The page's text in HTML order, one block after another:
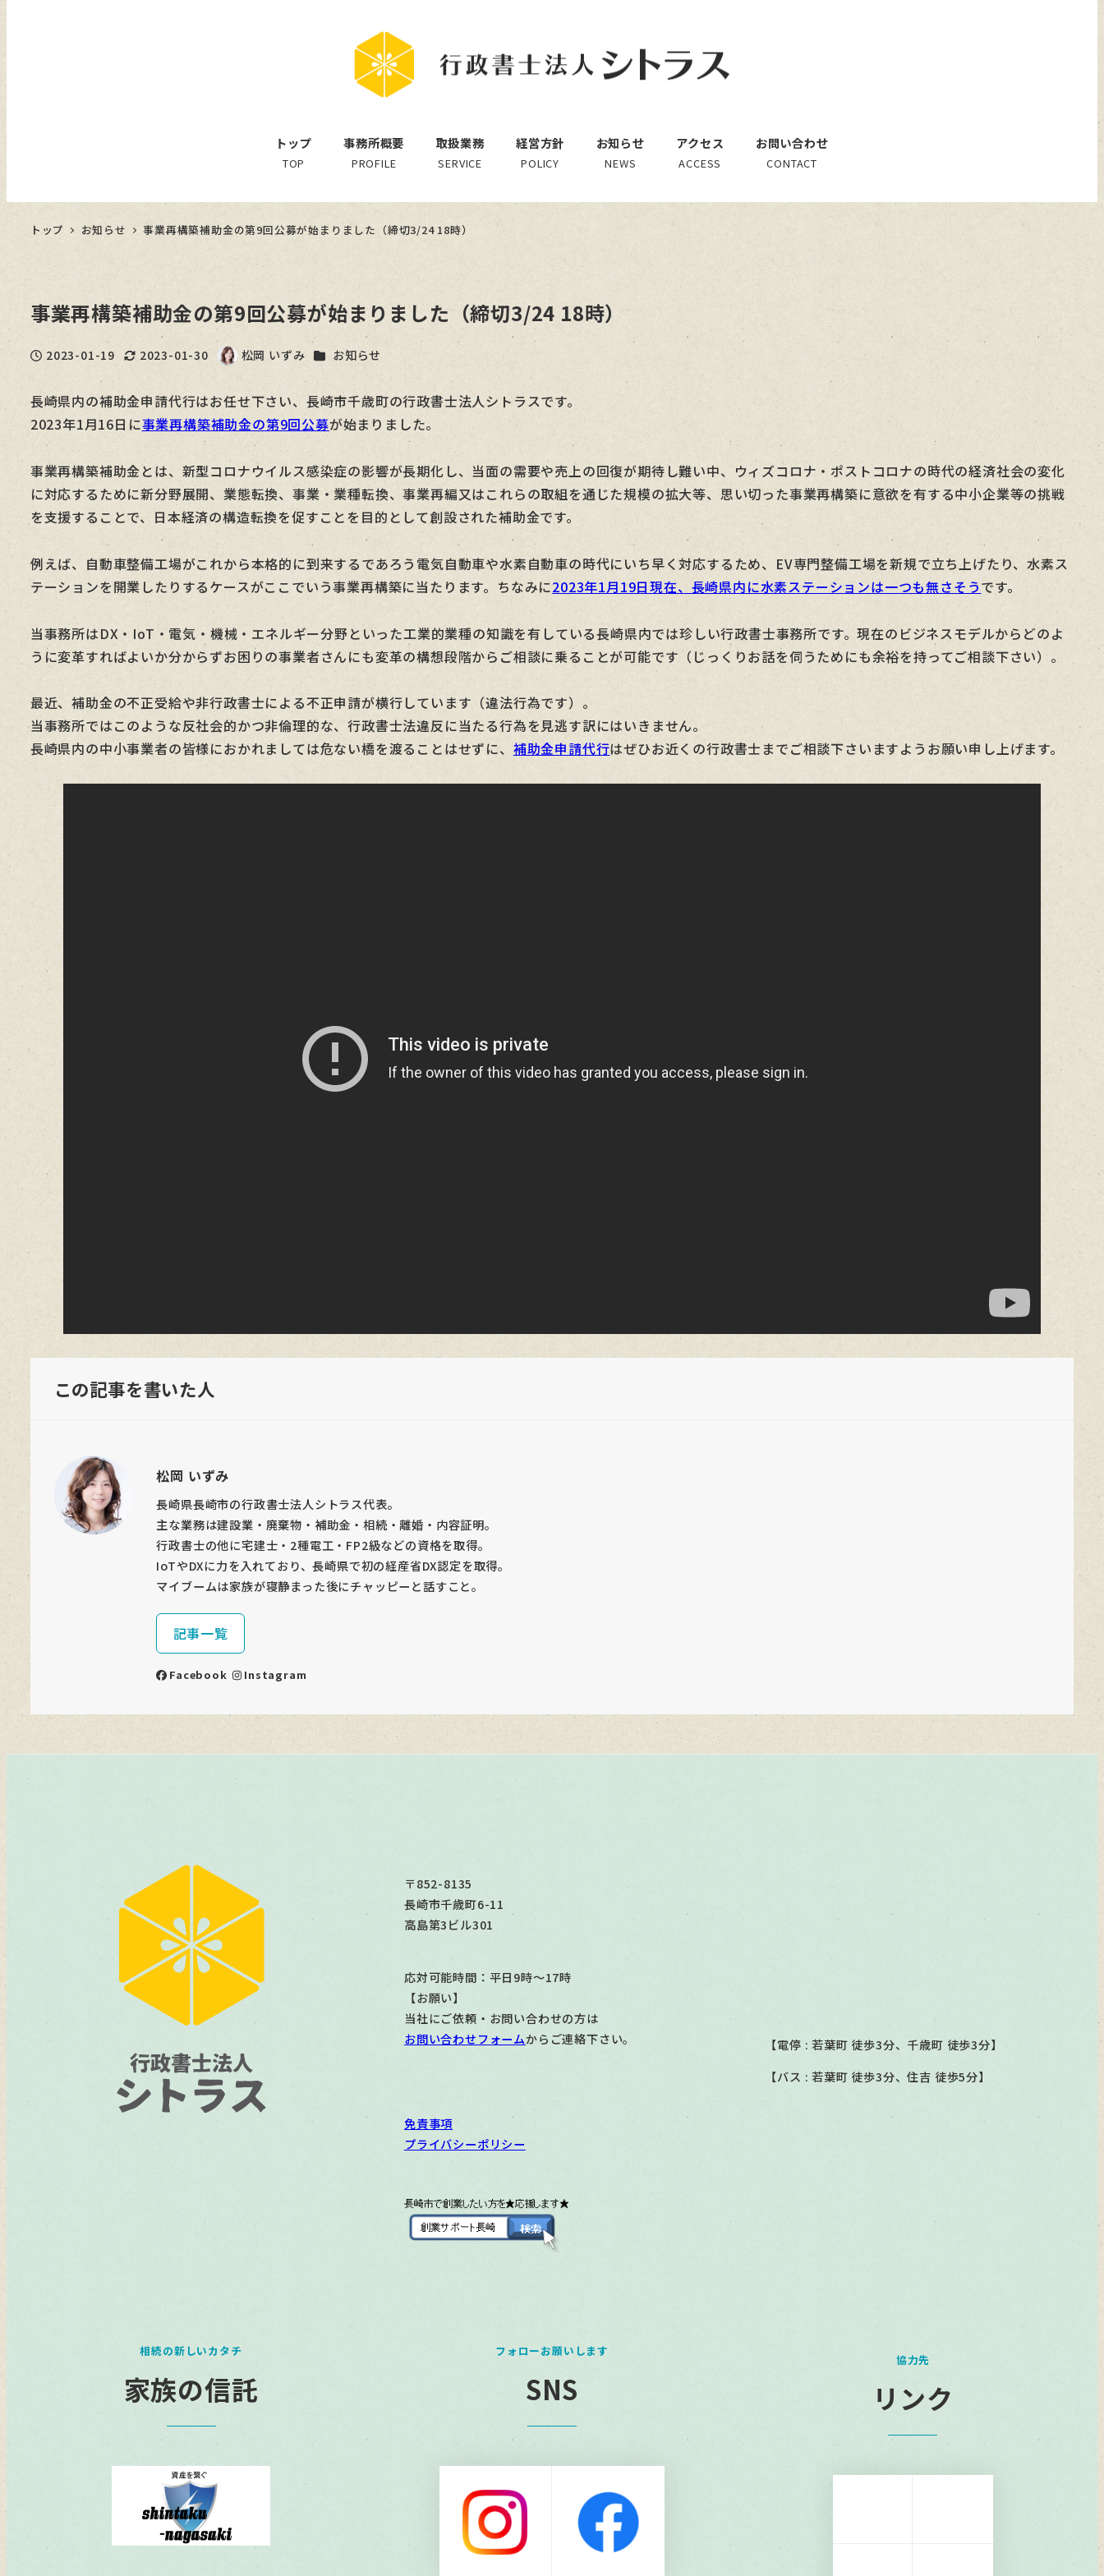
トップ
TOP
事務所概要
PROFILE
取扱業務
SERVICE
経営方針
POLICY
お知らせ
NEWS
アクセス
ACCESS
お問い合わせ
CONTACT
トップ お知らせ 事業再構築補助金の第9回公募が始まりました（締切3/24 18時）
事業再構築補助金の第9回公募が始まりました（締切3/24 18時）
投稿日
2023-01-19
更新日
2023-01-30
著
者
松岡 いずみ カテゴリー
お知らせ
長崎県内の補助金申請代行はお任せ下さい、長崎市千歳町の行政書士法人シトラスです。
2023年1月16日に事業再構築補助金の第9回公募が始まりました。
事業再構築補助金とは、新型コロナウイルス感染症の影響が長期化し、当面の需要や売上の回復が期待し難い中、ウィズコロナ・ポストコロナの時代の経済社会の変化
に対応するために新分野展開、業態転換、事業・業種転換、事業再編又はこれらの取組を通じた規模の拡大等、思い切った事業再構築に意欲を有する中小企業等の挑戦
を支援することで、日本経済の構造転換を促すことを目的として創設された補助金です。
例えば、自動車整備工場がこれから本格的に到来するであろう電気自動車や水素自動車の時代にいち早く対応するため、EV専門整備工場を新規で立ち上げたり、水素ス
テーションを開業したりするケースがここでいう事業再構築に当たります。ちなみに2023年1月19日現在、長崎県内に水素ステーションは一つも無さそうです。
当事務所はDX・IoT・電気・機械・エネルギー分野といった工業的業種の知識を有している長崎県内では珍しい行政書士事務所です。現在のビジネスモデルからどのよ
うに変革すればよいか分からずお困りの事業者さんにも変革の構想段階からご相談に乗ることが可能です（じっくりお話を伺うためにも余裕を持ってご相談下さい）。
最近、補助金の不正受給や非行政書士による不正申請が横行しています（違法行為です）。
当事務所ではこのような反社会的かつ非倫理的な、行政書士法違反に当たる行為を見逃す訳にはいきません。
長崎県内の中小事業者の皆様におかれましては危ない橋を渡ることはせずに、 補助金申請代行はぜひお近くの行政書士までご相談下さいますようお願い申し上げます。
この記事を書いた人
松岡 いずみ
長崎県長崎市の行政書士法人シトラス代表。
主な業務は建設業・廃棄物・補助金・相続・離婚・内容証明。
行政書士の他に宅建士・2種電工・FP2級などの資格を取得。
IoTやDXに力を入れており、長崎県で初の経産省DX認定を取得。
マイブームは家族が寝静まった後にチャッピーと話すこと。
記事一覧
Facebook Instagram
〒852-8135
長崎市千歳町6-11
高島第3ビル301
応対可能時間：平日9時～17時
【お願い】
当社にご依頼・お問い合わせの方は
お問い合わせフォームからご連絡下さい。
免責事項
プライバシーポリシー
【電停 : 若葉町 徒歩3分、千歳町 徒歩3分】
【バス : 若葉町 徒歩3分、住吉 徒歩5分】
相続の新しいカタチ
家族の信託
フォローお願いします
SNS
協力先
リンク